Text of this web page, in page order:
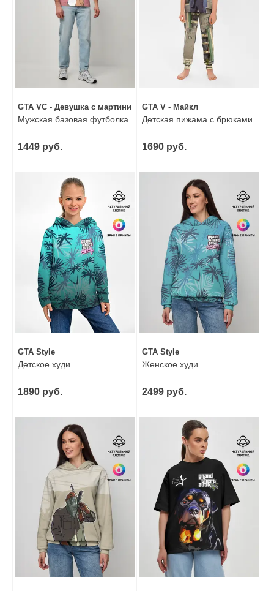
GTA VC - Девушка с мартини
Мужская базовая футболка
1449 руб.
GTA V - Майкл
Детская пижама с брюками
1690 руб.
GTA Style
Детское худи
1890 руб.
GTA Style
Женское худи
2499 руб.